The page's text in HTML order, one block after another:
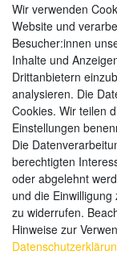
Zahlungsarten
Weitere
Kauf auf
Vorkasse
Hier sind wir
Wir verwenden
Website und
Besucher:innen
Inhalte und
Drittanbietern
analysieren. Die
Cookies. Wir teilen
Einstellungen
Die
berechtigten
oder abgelehnt
und die
zu widerrufen.
Hinweise zur